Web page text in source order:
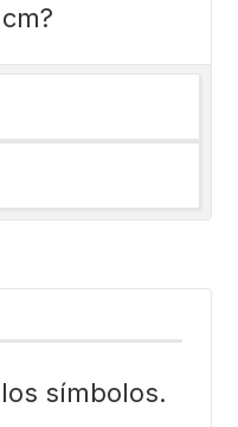
símbolos.